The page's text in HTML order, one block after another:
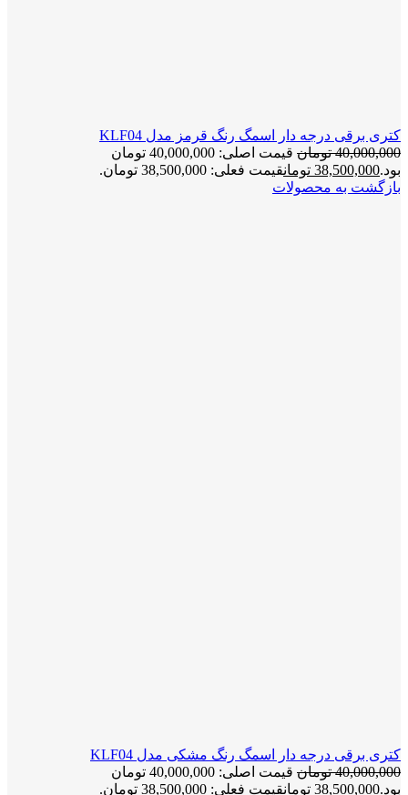
کتری برقی درجه دار اسمگ رنگ قرمز مدل KLF04
40,000,000 تومان
قیمت اصلی: 40,000,000 تومان
بود.38,500,000 تومانقیمت فعلی: 38,500,000 تومان.
بازگشت به محصولات
کتری برقی درجه دار اسمگ رنگ مشکی مدل KLF04
40,000,000 تومان
قیمت اصلی: 40,000,000 تومان
بود.38,500,000 تومانقیمت فعلی: 38,500,000 تومان.